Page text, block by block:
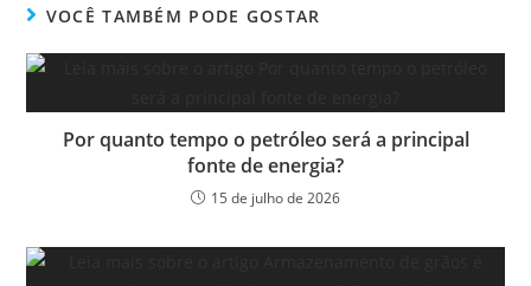
VOCÊ TAMBÉM PODE GOSTAR
Por quanto tempo o petróleo será a principal
fonte de energia?
15 de julho de 2026